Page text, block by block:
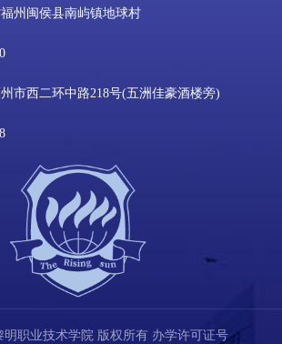
州闽侯县南屿镇地球村
市西二环中路218号(五洲佳豪酒楼旁)
明职业技术学院 版权所有 办学许可证号